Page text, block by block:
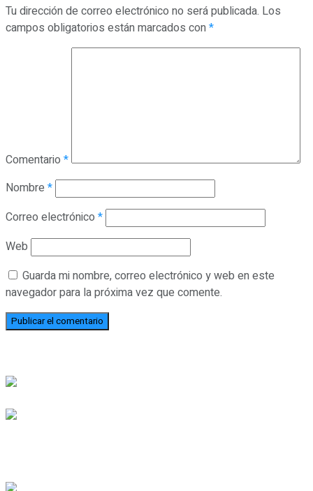
Tu dirección de correo electrónico no será publicada. Los
campos obligatorios están marcados con*
Comentario *
Nombre *
Correo electrónico *
Web
Guarda mi nombre, correo electrónico y web en este
navegador para la próxima vez que comente.